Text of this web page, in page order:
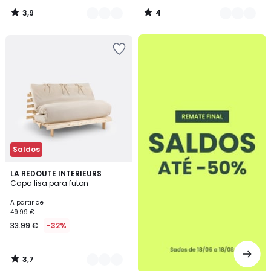
3,9
/
4
/
Saldos
LA REDOUTE INTERIEURS
Capa lisa para futon
A partir de
49.99 €
33.99 € -32%
3,7
/ 5
2
Cores
3,7
/
até